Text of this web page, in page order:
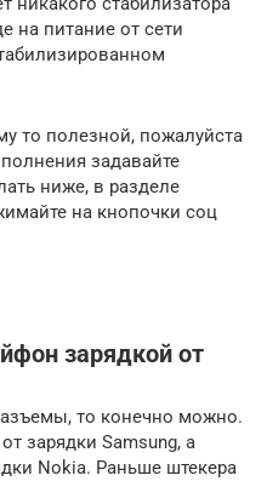
на питание от сети
то полезной, пожалуйста
задавайте
ниже, в разделе
на кнопочки соц
зарядкой от
то конечно можно.
зарядки Samsung, а
Nokia. Раньше штекера